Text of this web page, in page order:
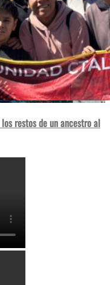
restos de un ancestro al